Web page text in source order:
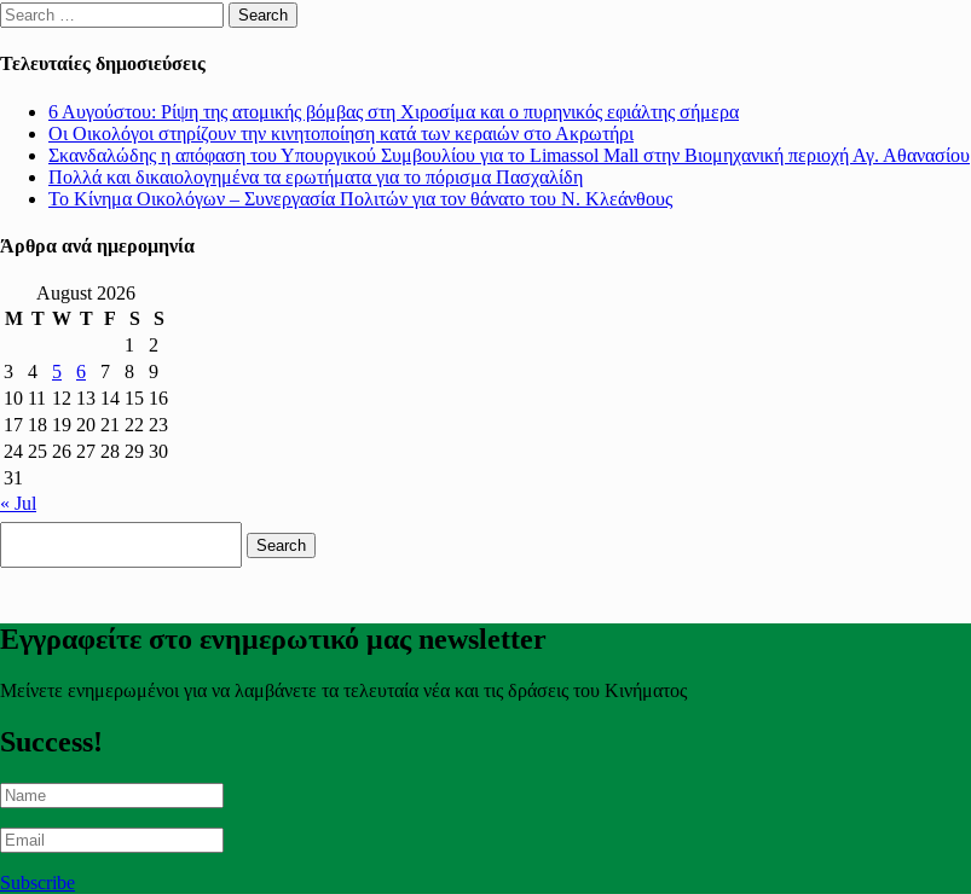
Search
for:
Τελευταίες δημοσιεύσεις
6 Αυγούστου: Ρίψη της ατομικής βόμβας στη Χιροσίμα και ο πυρηνικός εφιάλτης σήμερα
Οι Οικολόγοι στηρίζουν την κινητοποίηση κατά των κεραιών στο Ακρωτήρι
Σκανδαλώδης η απόφαση του Υπουργικού Συμβουλίου για το Limassol Mall στην Βιομηχανική περιοχή Αγ. Αθανασίου
Πολλά και δικαιολογημένα τα ερωτήματα για το πόρισμα Πασχαλίδη
Το Κίνημα Οικολόγων – Συνεργασία Πολιτών για τον θάνατο του Ν. Κλεάνθους
Άρθρα ανά ημερομηνία
August 2026
M T W T F S
S
1
2
3
4 5 6 7 8
9
10 11 12 13 14 15 16
17 18 19 20 21 22 23
24 25 26 27 28 29 30
31
« Jul
Εγγραφείτε στο ενημερωτικό μας newsletter
Μείνετε ενημερωμένοι για να λαμβάνετε τα τελευταία νέα και τις δράσεις του Κινήματος
Success!
Subscribe